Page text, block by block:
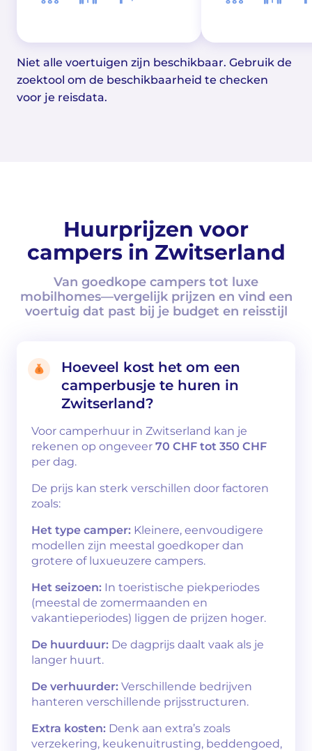
Niet alle voertuigen zijn beschikbaar. Gebruik de
zoektool om de beschikbaarheid te checken
voor je reisdata.
Huurprijzen voor
campers in Zwitserland
Van goedkope campers tot luxe
mobilhomes—vergelijk prijzen en vind een
voertuig dat past bij je budget en reisstijl
Hoeveel kost het om een
camperbusje te huren in
Zwitserland?
Voor camperhuur in Zwitserland kan je
rekenen op ongeveer 70 CHF tot 350 CHF
per dag.
De prijs kan sterk verschillen door factoren
zoals:
Het type camper: Kleinere, eenvoudigere
modellen zijn meestal goedkoper dan
grotere of luxueuzere campers.
Het seizoen: In toeristische piekperiodes
(meestal de zomermaanden en
vakantieperiodes) liggen de prijzen hoger.
De huurduur: De dagprijs daalt vaak als je
langer huurt.
De verhuurder: Verschillende bedrijven
hanteren verschillende prijsstructuren.
Extra kosten: Denk aan extra’s zoals
verzekering, keukenuitrusting, beddengoed,